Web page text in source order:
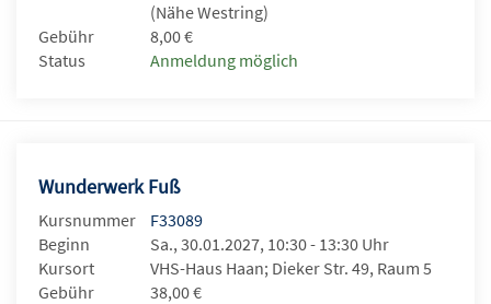
(Nähe Westring)
Gebühr
8,00 €
Status
Anmeldung möglich
Wunderwerk Fuß
Kursnummer
F33089
Beginn
Sa., 30.01.2027, 10:30 - 13:30 Uhr
Kursort
VHS-Haus Haan; Dieker Str. 49, Raum 5
Gebühr
38,00 €